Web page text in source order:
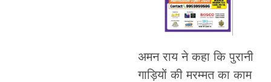
अमन राय ने कहा कि पुरानी
गाड़ियों की मरम्मत का काम